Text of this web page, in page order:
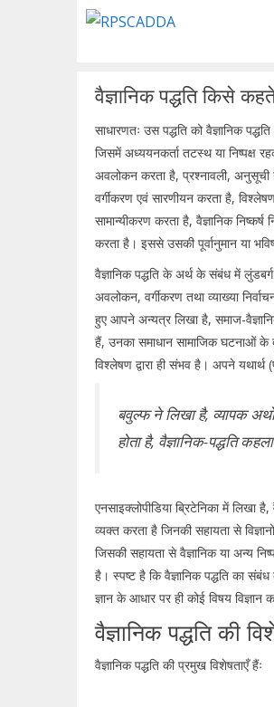
वैज्ञानिक पद्धति किसे
साधारणतः उस पद्धति को वैज्ञानिक
जिसमें अध्ययनकर्ता तटस्थ या निष्पक्ष
अवलोकन करता है, प्रश्नावली, अनुसूची
वर्गीकरण एवं सारणीयन करता है,
सामान्यीकरण करता है, वैज्ञानिक
करता है। इससे उसकी पूर्वानुमान या
वैज्ञानिक पद्धति के अर्थ के संबंध में
अवलोकन, वर्गीकरण तथा व्याख्या
हुए आपने अन्यत्र लिखा है, समाज-
हैं, उनका समाधान सामाजिक घटनाओं के
विश्लेषण द्वारा ही संभव है। अपने यथार्थ
बवुल्फ ने लिखा है, व्यापक
होता है, वैज्ञानिक-पद्धति
एनसाइक्लोपीडिया ब्रिटेनिका में लिखा
व्यक्त करता है जिनकी सहायता से
जिसकी सहायता से वैज्ञानिक या अन्य
है। स्पष्ट है कि वैज्ञानिक पद्धति का
ज्ञान के आधार पर ही कोई विषय
वैज्ञानिक पद्धति की
वैज्ञानिक पद्धति की प्रमुख विशेषताएँ हैंः